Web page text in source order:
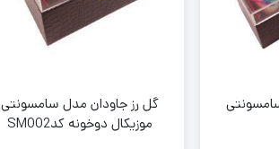
گل رز جاودان مدل سامسونتی
موزیکال دوخونه کدSM002